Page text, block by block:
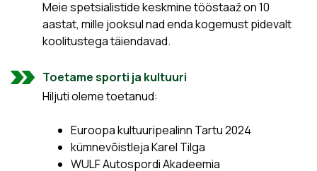
Meie spetsialistide keskmine tööstaaž on 10
aastat, mille jooksul nad enda kogemust pidevalt
koolitustega täiendavad.
Toetame sporti ja kultuuri
Hiljuti oleme toetanud:
Euroopa kultuuripealinn Tartu 2024
kümnevõistleja Karel Tilga
WULF Autospordi Akadeemia